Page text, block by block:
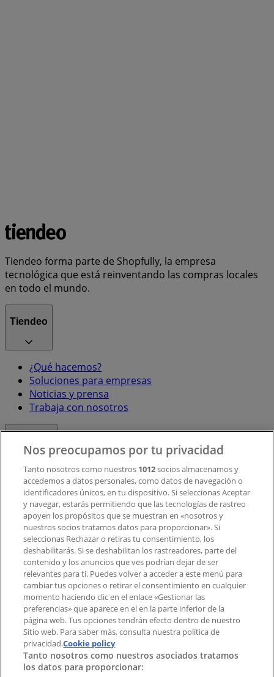
Tiendeo forma parte de Shopfully, la empresa
tecnológica que está reinventando las compras locales
en todo el mundo.
Tiendeo
¿Qué hacemos?
Soluciones para empresas
Noticias y prensa
Trabaja con nosotros
Contacto comercial y de marketing
Tienda mal colocada en el mapa
Notificar un folleto
¿Encontraste un problema en la web o en la
aplicación?
Índices
Marcas
Marcas locales
Negocios
Negocios cercanos
Productos
Nos preocupamos por tu privacidad
Tanto nosotros como nuestros 1012socios almacenamos y
accedemos a datos personales, como datos de navegación o
identificadores únicos, en tu dispositivo. Si seleccionas Aceptar
y navegar, estarás permitiendo que las tecnologías de rastreo
apoyen los propósitos que se muestran en «nosotros y
nuestros socios tratamos datos para proporcionar». Si
seleccionas Rechazar o retiras tu consentimiento, los
deshabilitarás. Si se deshabilitan los rastreadores, parte del
contenido y los anuncios que ves podrían dejar de ser
relevantes para ti. Puedes volver a acceder a este menú para
cambiar tus opciones o retirar el consentimiento en cualquier
momento haciendo clic en el enlace «Gestionar las
preferencias» que aparece en el en la parte inferior de la
página web. Tus opciones tendrán efecto dentro de nuestro
Sitio web. Para saber más, consulta nuestra política de
privacidad.Cookie policy
Tanto nosotros como nuestros asociados tratamos
los datos para proporcionar: